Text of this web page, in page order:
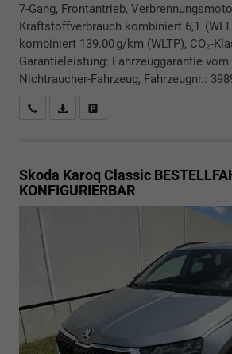
7-Gang, Frontantrieb,
Kraftstoffverbrauch kombiniert 6,1
kombiniert 139.00 g/km (WLTP), CO₂-
Garantieleistung: Fahrzeuggarantie
Nichtraucher-Fahrzeug, Fahrzeugnr.:
Rückrufbitte absenden
PDF-Datei, Fahrzeugexposé drucken
Skoda Karoq Classic
KONFIGURIERBAR